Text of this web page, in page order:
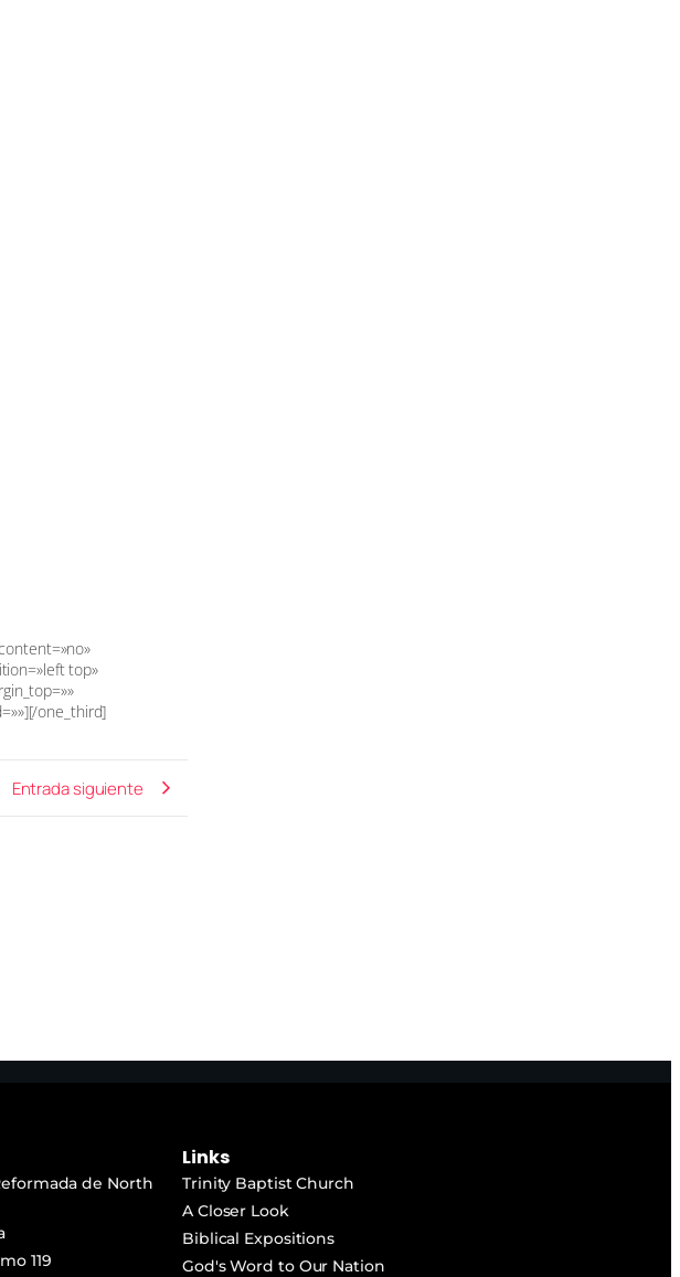
top»
one_third]
Entrada siguiente
de North
119
Links
Trinity Baptist Church
A Closer Look
Biblical Expositions
God's Word to Our Nation